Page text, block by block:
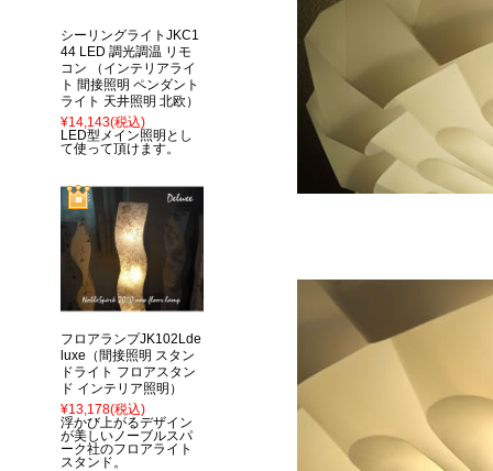
シーリングライトJKC1
44 LED 調光調温 リモ
コン （インテリアライ
ト 間接照明 ペンダント
ライト 天井照明 北欧）
¥14,143(税込)
LED型メイン照明とし
て使って頂けます。
フロアランプJK102Lde
luxe（間接照明 スタン
ドライト フロアスタン
ド インテリア照明）
¥13,178(税込)
浮かび上がるデザイン
が美しいノーブルスパ
ーク社のフロアライト
スタンド。